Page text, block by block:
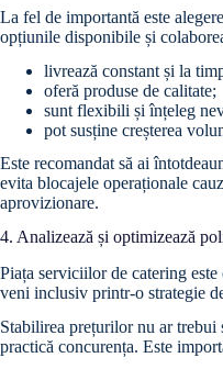
La fel de importantă este
opțiunile disponibile și
livrează constant și la
oferă produse de calitate;
sunt flexibili și înțeleg
pot susține creșterea
Este recomandat să ai
evita blocajele operaționale
aprovizionare.
4. Analizează și optimizează
Piața serviciilor de catering
veni inclusiv printr-o strategie
Stabilirea prețurilor nu ar trebui
practică concurența. Este